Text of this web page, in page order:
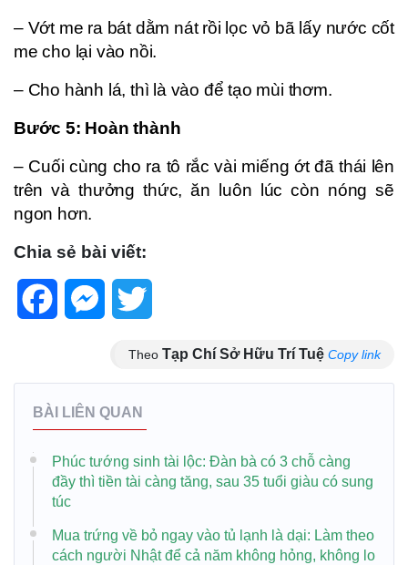
– Vớt me ra bát dằm nát rồi lọc vỏ bã lấy nước cốt
me cho lại vào nồi.
– Cho hành lá, thì là vào để tạo mùi thơm.
Bước 5: Hoàn thành
– Cuối cùng cho ra tô rắc vài miếng ớt đã thái lên
trên và thưởng thức, ăn luôn lúc còn nóng sẽ
ngon hơn.
Chia sẻ bài viết:
FacebookMessenger
Theo Tạp Chí Sở Hữu Trí Tuệ Copy link
BÀI LIÊN QUAN
Phúc tướng sinh tài lộc: Đàn bà có 3 chỗ càng
đầy thì tiền tài càng tăng, sau 35 tuổi giàu có sung
túc
Mua trứng về bỏ ngay vào tủ lạnh là dại: Làm theo
cách người Nhật để cả năm không hỏng, không lo